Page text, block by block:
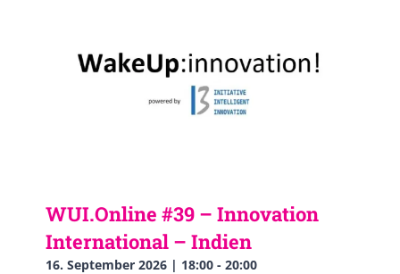
WUI.Online #39 – Innovation
International – Indien
16. September 2026 | 18:00 - 20:00